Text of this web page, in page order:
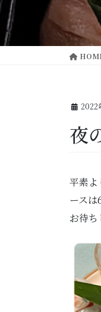
2022
夜
平素よ
ース
お待ち